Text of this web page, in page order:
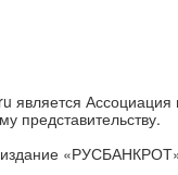
Ассоциация
представительству.